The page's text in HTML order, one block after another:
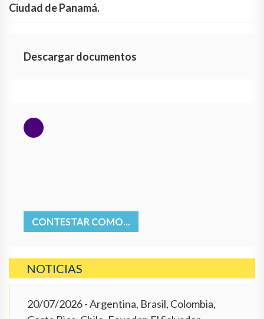
Ciudad de Panamá.
Descargar documentos
CONTESTAR COMO...
NOTICIAS
20/07/2026- Argentina, Brasil, Colombia,